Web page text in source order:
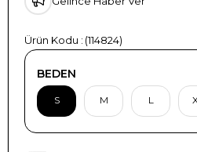
(114824)
BEDEN
S M L